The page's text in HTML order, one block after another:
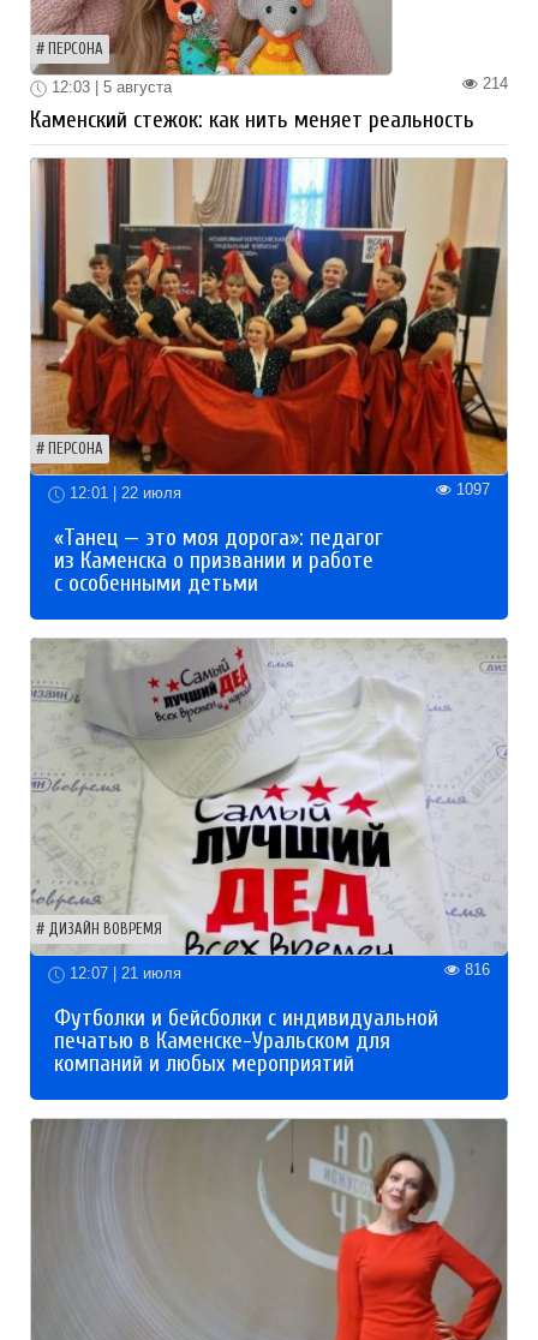
ПЕРСОНА
214
12:03 | 5 августа
Каменский стежок: как нить меняет реальность
ПЕРСОНА
12:01 | 22 июля 1097
«Танец — это моя дорога»: педагог
из Каменска о призвании и работе
с особенными детьми
ДИЗАЙН ВОВРЕМЯ
12:07 | 21 июля 816
Футболки и бейсболки с индивидуальной
печатью в Каменске-Уральском для
компаний и любых мероприятий